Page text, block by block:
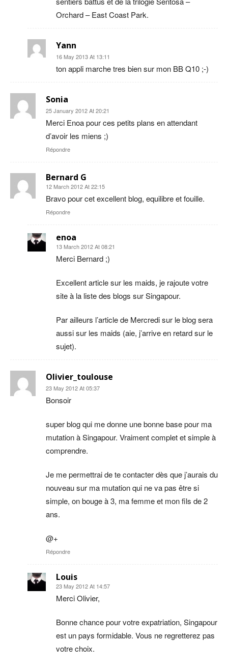
Orchard – East Coast Park.
Yann
16 May 2013 At 13:11
ton appli marche tres bien sur mon BB Q10 ;-)
Sonia
25 January 2012 At 20:21
Merci Enoa pour ces petits plans en attendant
d’avoir les miens ;)
Répondre
Bernard G
12 March 2012 At 22:15
Bravo pour cet excellent blog, equilibre et fouille.
Répondre
enoa
13 March 2012 At 08:21
Merci Bernard ;)
Excellent article sur les maids, je rajoute votre
site à la liste des blogs sur Singapour.
Par ailleurs l’article de Mercredi sur le blog sera
aussi sur les maids (aie, j’arrive en retard sur le
sujet).
Olivier_toulouse
23 May 2012 At 05:37
Bonsoir
super blog qui me donne une bonne base pour ma
mutation à Singapour. Vraiment complet et simple à
comprendre.
Je me permettrai de te contacter dès que j’aurais du
nouveau sur ma mutation qui ne va pas être si
simple, on bouge à 3, ma femme et mon fils de 2
ans.
@+
Répondre
Louis
23 May 2012 At 14:57
Merci Olivier,
Bonne chance pour votre expatriation, Singapour
est un pays formidable. Vous ne regretterez pas
votre choix.